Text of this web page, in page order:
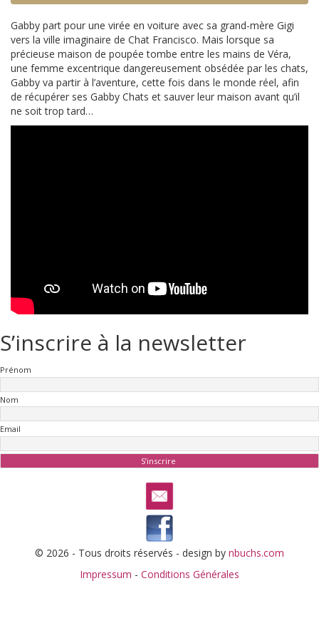
Gabby part pour une virée en voiture avec sa grand-mère Gigi
vers la ville imaginaire de Chat Francisco. Mais lorsque sa
précieuse maison de poupée tombe entre les mains de Véra,
une femme excentrique dangereusement obsédée par les chats,
Gabby va partir à l’aventure, cette fois dans le monde réel, afin
de récupérer ses Gabby Chats et sauver leur maison avant qu’il
ne soit trop tard…
S’inscrire à la newsletter
Prénom
Nom
Email
© 2026 - Tous droits réservés - design by nbuchs.com
Impressum - Conditions Générales